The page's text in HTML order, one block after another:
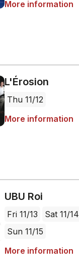
More information
L'Érosion
Thu 11/12
More information
UBU Roi
Fri 11/13
Sat 11/14
Sun 11/15
More information